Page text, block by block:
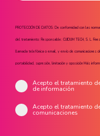
PROTECCIÓN DE DATOS: De conformidad con las
del tratamiento: Responsable: CUIDUM TECH, S. L.
llamada telefónica o email, y envío de comunicaciones
portabilidad, supresión, limitación y oposición Más
Acepto el tratamiento
de información
Acepto el tratamiento
comunicaciones